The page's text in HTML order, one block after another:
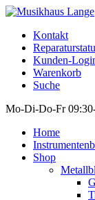
Kontakt
Kunden-
Warenkorb
Suche
Mo-Di-Do-Fr
Home
Shop